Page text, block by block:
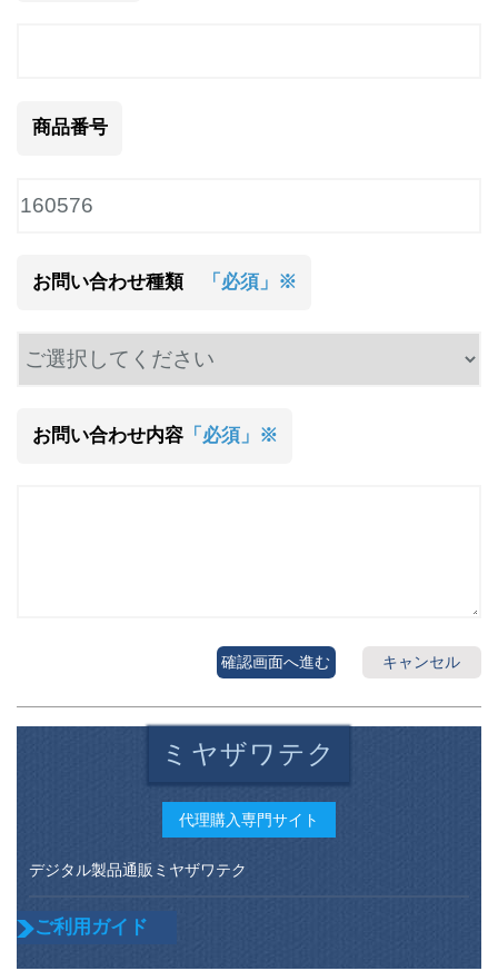
商品番号
お問い合わせ種類 「必須」※
お問い合わせ内容「必須」※
キャンセル
確認画面へ進む
ミヤザワテク
代理購入専門サイト
デジタル製品通販ミヤザワテク
ご利用ガイド